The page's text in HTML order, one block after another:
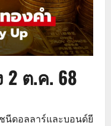
ต.ค. 68
นีดอลลาร์และบอนด์ยี